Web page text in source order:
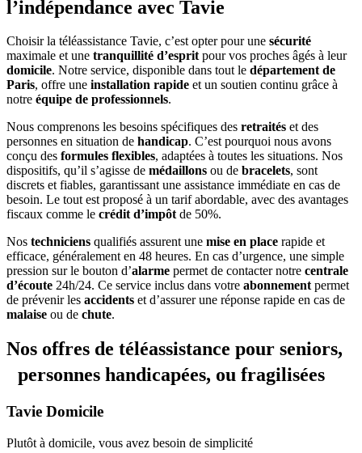
l’indépendance avec Tavie
Choisir la téléassistance Tavie, c’est opter pour une sécurité
maximale et une tranquillité d’espritpour vos proches âgés à leur
domicile. Notre service, disponible dans tout le département de
Paris, offre une installation rapide et un soutien continu grâce à
notre équipe de professionnels.
Nous comprenons les besoins spécifiques des retraités et des
personnes en situation de handicap. C’est pourquoi nous avons
conçu des formules flexibles, adaptées à toutes les situations. Nos
dispositifs, qu’il s’agisse de médaillons ou de bracelets, sont
discrets et fiables, garantissant une assistance immédiate en cas de
besoin. Le tout est proposé à un tarif abordable, avec des avantages
fiscaux comme le crédit d’impôtde 50%.
Nos techniciens qualifiés assurent une mise en place rapide et
efficace, généralement en 48 heures. En cas d’urgence, une simple
pression sur le bouton d’alarme permet de contacter notre centrale
d’écoute 24h/24. Ce service inclus dans votre abonnementpermet
de prévenir les accidents et d’assurer une réponse rapide en cas de
malaise ou de chute.
Nos offres de téléassistance pour seniors,
personnes handicapées, ou fragilisées
Tavie Domicile
Plutôt à domicile, vous avez besoin de simplicité